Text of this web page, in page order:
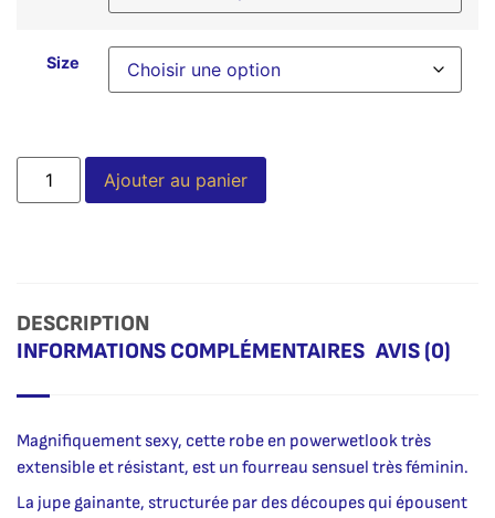
Size
Ajouter au panier
DESCRIPTION
INFORMATIONS COMPLÉMENTAIRES AVIS (0)
Magnifiquement sexy, cette robe en powerwetlook très
extensible et résistant, est un fourreau sensuel très féminin.
La jupe gainante, structurée par des découpes qui épousent